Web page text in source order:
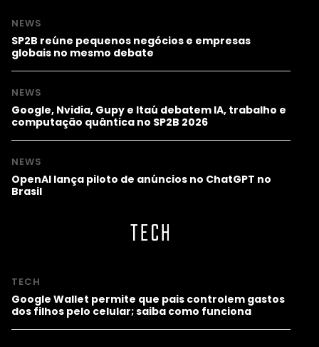
NEWS
SP2B reúne pequenos negócios e empresas
globais no mesmo debate
NEWS
Google, Nvidia, Gupy e Itaú debatem IA, trabalho e
computação quântica no SP2B 2026
NEWS
OpenAI lança piloto de anúncios no ChatGPT no
Brasil
TECH
TECH
Google Wallet permite que pais controlem gastos
dos filhos pelo celular; saiba como funciona